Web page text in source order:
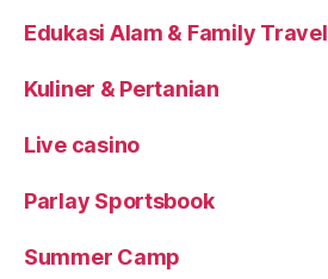
Edukasi Alam & Family Travel
Kuliner & Pertanian
Live casino
Parlay Sportsbook
Summer Camp